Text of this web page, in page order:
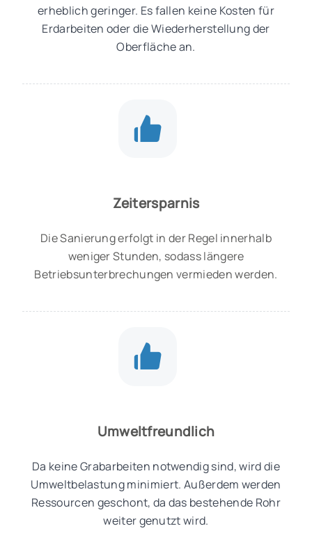
erheblich geringer. Es fallen keine Kosten für
Erdarbeiten oder die Wiederherstellung der
Oberfläche an.
Zeitersparnis
Die Sanierung erfolgt in der Regel innerhalb
weniger Stunden, sodass längere
Betriebsunterbrechungen vermieden werden.
Umweltfreundlich
Da keine Grabarbeiten notwendig sind, wird die
Umweltbelastung minimiert. Außerdem werden
Ressourcen geschont, da das bestehende Rohr
weiter genutzt wird.